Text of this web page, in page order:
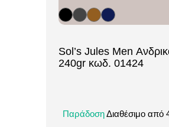
Sol’s Jules Men
240gr κωδ. 01424
διαχρονικό ανδρικό
ΠαράδοσηΔιαθέσιμο από